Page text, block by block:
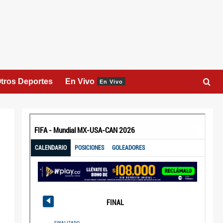
Deportes En Vivo En Vivo